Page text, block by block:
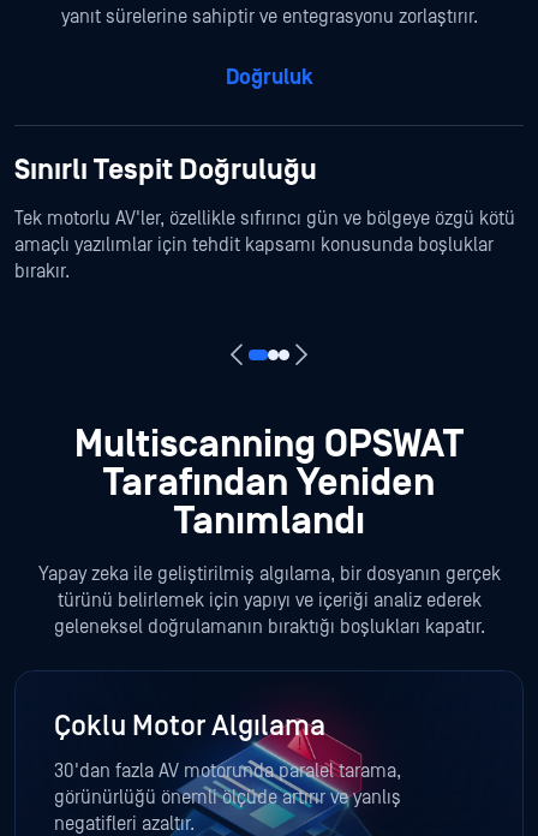
yanıt sürelerine sahiptir ve entegrasyonu zorlaştırır.
Doğruluk
Sınırlı Tespit Doğruluğu
Tek motorlu AV'ler, özellikle sıfırıncı gün ve bölgeye özgü kötü
amaçlı yazılımlar için tehdit kapsamı konusunda boşluklar
bırakır.
Multiscanning OPSWAT
Tarafından Yeniden
Tanımlandı
Yapay zeka ile geliştirilmiş algılama, bir dosyanın gerçek
türünü belirlemek için yapıyı ve içeriği analiz ederek
geleneksel doğrulamanın bıraktığı boşlukları kapatır.
Çoklu Motor Algılama
30'dan fazla AV motorunda paralel tarama,
görünürlüğü önemli ölçüde artırır ve yanlış
negatifleri azaltır.